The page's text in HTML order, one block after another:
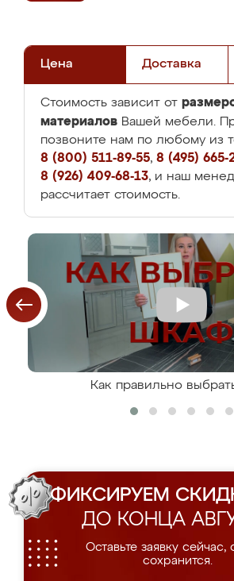
Цена Доставка
Стоимость зависит от
материалов Вашей мебели.
позвоните нам по любому из
8 (800) 511-89-55, 8 (495) 665-
8 (926) 409-68-13, и наш
рассчитает стоимость.
Как правильно
ФИКСИРУЕМ
ДО КОНЦА
Оставьте заявку сейчас,
сохранится.